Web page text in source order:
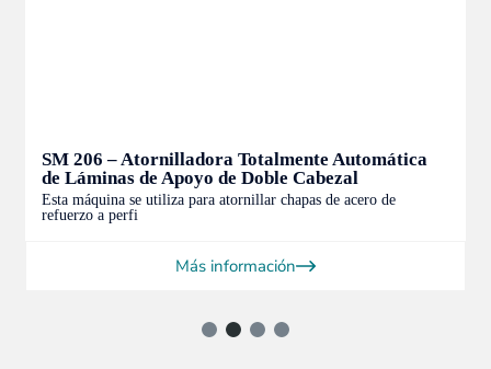
SM 206 – Atornilladora Totalmente Automática
de Láminas de Apoyo de Doble Cabezal
Esta máquina se utiliza para atornillar chapas de acero de
refuerzo a perfi
Más información